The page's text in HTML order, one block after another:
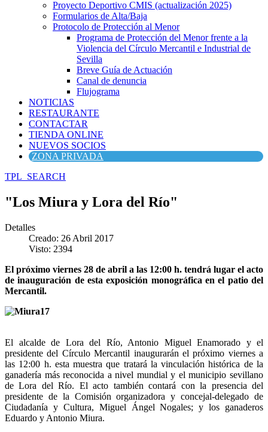
Proyecto Deportivo CMIS (actualización 2025)
Formularios de Alta/Baja
Protocolo de Protección al Menor
Programa de Protección del Menor frente a la
Violencia del Círculo Mercantil e Industrial de
Sevilla
Breve Guía de Actuación
Canal de denuncia
Flujograma
NOTICIAS
RESTAURANTE
CONTACTAR
TIENDA ONLINE
NUEVOS SOCIOS
ZONA PRIVADA
TPL_SEARCH
"Los Miura y Lora del Río"
Detalles
Creado: 26 Abril 2017
Visto: 2394
El próximo viernes 28 de abril a las 12:00 h. tendrá lugar el acto
de inauguración de esta exposición monográfica en el patio del
Mercantil.
El alcalde de Lora del Río, Antonio Miguel Enamorado y el
presidente del Círculo Mercantil inaugurarán el próximo viernes a
las 12:00 h. esta muestra que tratará la vinculación histórica de la
ganadería más reconocida a nivel mundial y el municipio sevillano
de Lora del Río. El acto también contará con la presencia del
presidente de la Comisión organizadora y concejal-delegado de
Ciudadanía y Cultura, Miguel Ángel Nogales; y los ganaderos
Eduardo y Antonio Miura.